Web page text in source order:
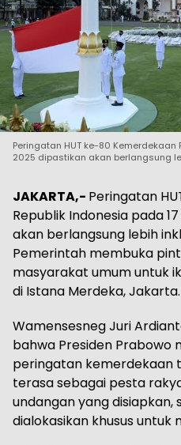
Peringatan HUT ke-80
2025 dipastikan akan berlangsung
JAKARTA,- Peringatan
Republik Indonesia pada
akan berlangsung lebih
Pemerintah membuka
masyarakat umum untuk
di Istana Merdeka, Jakarta.
Wamensesneg Juri
bahwa Presiden Prabowo
peringatan kemerdekaan
terasa sebagai pesta
undangan yang disiapkan,
dialokasikan khusus untuk